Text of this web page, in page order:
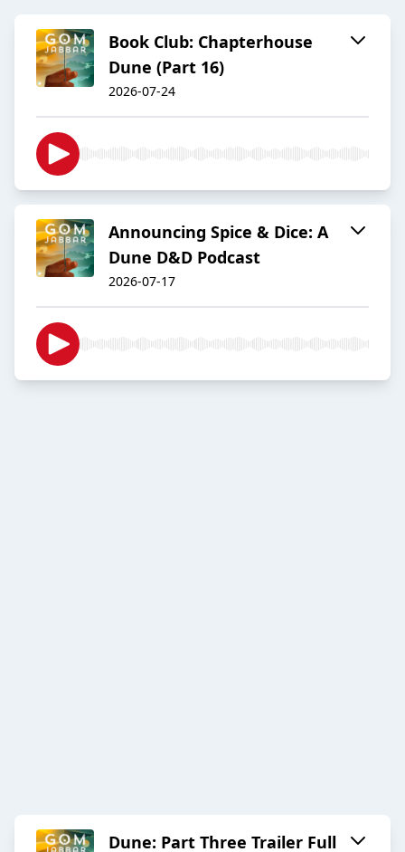
Book Club: Chapterhouse
Dune (Part 16)
2026-07-24
Announcing Spice & Dice: A
Dune D&D Podcast
2026-07-17
Dune: Part Three Trailer Full